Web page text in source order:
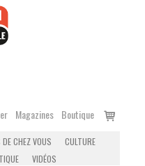
Magazines Boutique
Voir
CHEZ VOUS
CULTURE
VIDÉOS